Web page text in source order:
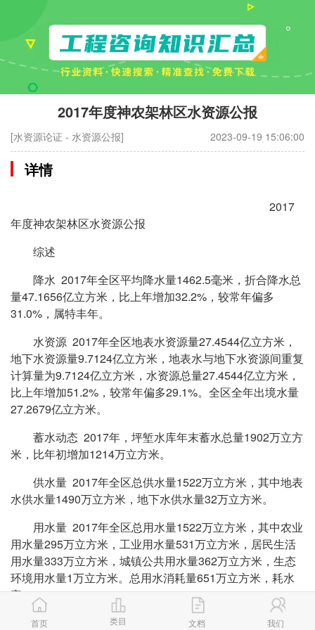
2017年度神农架林区水资源公报
[水资源论证 - 水资源公报] 2023-09-19 15:06:00
详情
2017
年度神农架林区水资源公报
综述
降水 2017年全区平均降水量1462.5毫米，折合降水总
量47.1656亿立方米，比上年增加32.2%，较常年偏多
31.0%，属特丰年。
水资源 2017年全区地表水资源量27.4544亿立方米，
地下水资源量9.7124亿立方米，地表水与地下水资源间重复
计算量为9.7124亿立方米，水资源总量27.4544亿立方米，
比上年增加51.2%，较常年偏多29.1%。全区全年出境水量
27.2679亿立方米。
蓄水动态 2017年，坪堑水库年末蓄水总量1902万立方
米，比年初增加1214万立方米。
供水量 2017年全区总供水量1522万立方米，其中地表
水供水量1490万立方米，地下水供水量32万立方米。
用水量 2017年全区总用水量1522万立方米，其中农业
用水量295万立方米，工业用水量531万立方米，居民生活
用水量333万立方米，城镇公共用水量362万立方米，生态
环境用水量1万立方米。总用水消耗量651万立方米，耗水
率42.8%。
用水效率 全区人均用水量198立方米，万元国内生产
首页 类目 文档 我们